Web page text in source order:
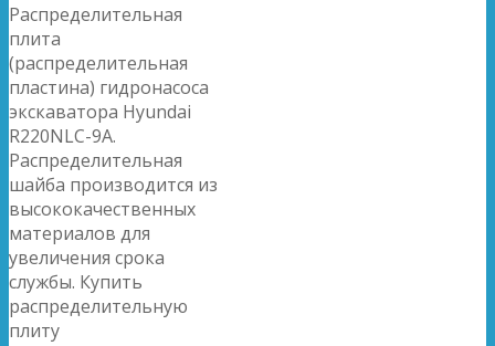
Распределительная
плита
(распределительная
пластина) гидронасоса
экскаватора Hyundai
R220NLC-9A.
Распределительная
шайба производится из
высококачественных
материалов для
увеличения срока
службы. Купить
распределительную
плиту